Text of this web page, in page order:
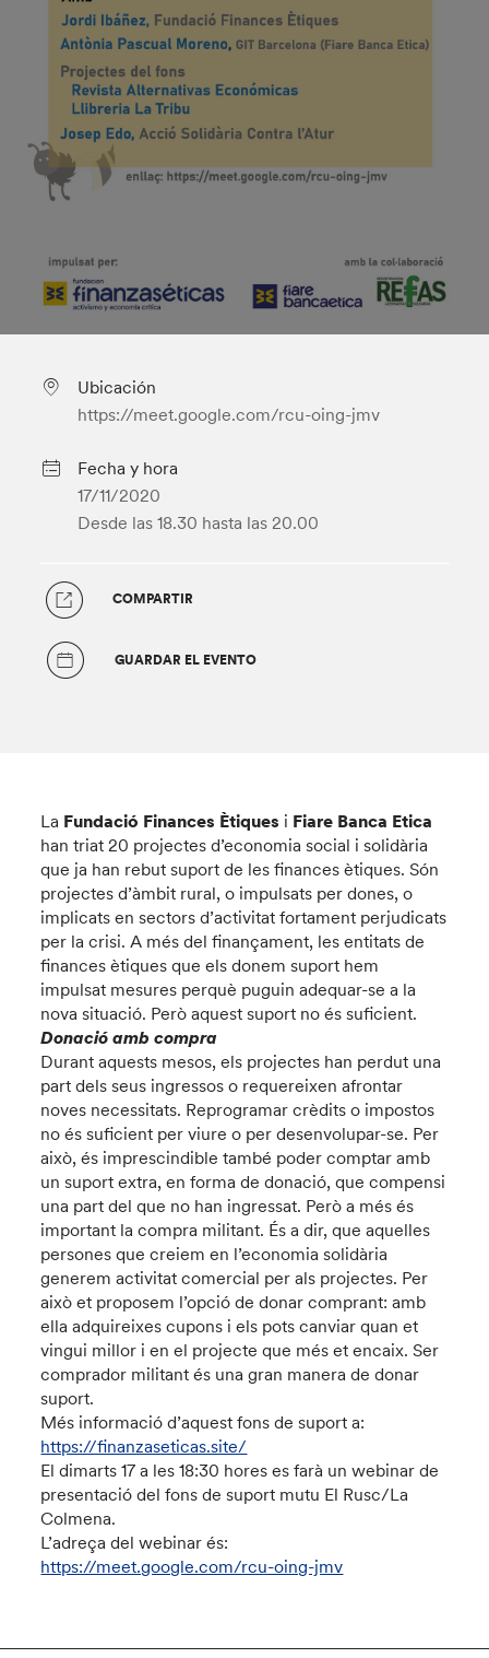
Ubicación
https://meet.google.com/rcu-oing-jmv
Fecha y hora
17/11/2020
Desde las 18.30 hasta las 20.00
COMPARTIR
GUARDAR EL EVENTO
La Fundació Finances Ètiques i Fiare Banca Etica
han triat 20 projectes d’economia social i solidària
que ja han rebut suport de les finances ètiques. Són
projectes d’àmbit rural, o impulsats per dones, o
implicats en sectors d’activitat fortament perjudicats
per la crisi. A més del finançament, les entitats de
finances ètiques que els donem suport hem
impulsat mesures perquè puguin adequar-se a la
nova situació. Però aquest suport no és suficient.
Donació amb compra
Durant aquests mesos, els projectes han perdut una
part dels seus ingressos o requereixen afrontar
noves necessitats. Reprogramar crèdits o impostos
no és suficient per viure o per desenvolupar-se. Per
això, és imprescindible també poder comptar amb
un suport extra, en forma de donació, que compensi
una part del que no han ingressat. Però a més és
important la compra militant. És a dir, que aquelles
persones que creiem en l’economia solidària
generem activitat comercial per als projectes. Per
això et proposem l’opció de donar comprant: amb
ella adquireixes cupons i els pots canviar quan et
vingui millor i en el projecte que més et encaix. Ser
comprador militant és una gran manera de donar
suport.
Més informació d’aquest fons de suport a:
https://finanzaseticas.site/
El dimarts 17 a les 18:30 hores es farà un webinar de
presentació del fons de suport mutu El Rusc/La
Colmena.
L’adreça del webinar és:
https://meet.google.com/rcu-oing-jmv